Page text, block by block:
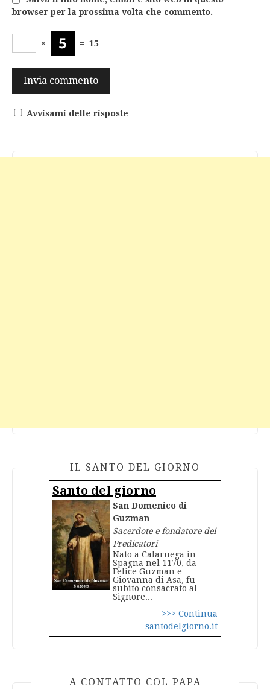
browser per la prossima volta che commento.
× = 15
Avvisami delle risposte
IL SANTO DEL GIORNO
Santo del giorno
San Domenico di
Guzman
Sacerdote e fondatore dei
Predicatori
Nato a Calaruega in
Spagna nel 1170, da
Felice Guzman e
Giovanna di Asa, fu
subito consacrato al
Signore...
>>> Continua
santodelgiorno.it
A CONTATTO COL PAPA